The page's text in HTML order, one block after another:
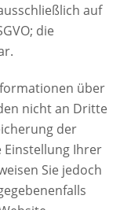
auf
die
über
nicht an Dritte
der
Einstellung Ihrer
Sie jedoch